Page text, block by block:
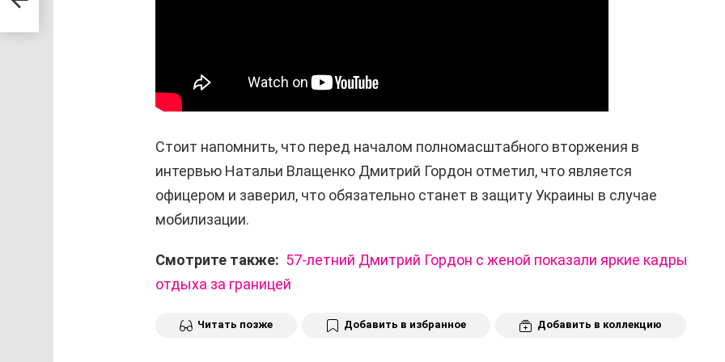
Стоит напомнить, что перед началом полномасштабного вторжения в
интервью Натальи Влащенко Дмитрий Гордон отметил, что является
офицером и заверил, что обязательно станет в защиту Украины в случае
мобилизации.
Смотрите также: 57-летний Дмитрий Гордон с женой показали яркие кадры
отдыха за границей
Читать позже Добавить в избранное Добавить в коллекцию